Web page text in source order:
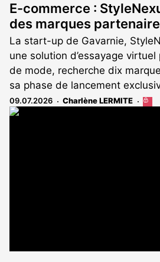
E-commerce :
des marques
La start-up de Gavarnie,
une solution d’essayage
de mode, recherche dix
sa phase de lancement
09.07.2026 Charlène LERMITE
Cet